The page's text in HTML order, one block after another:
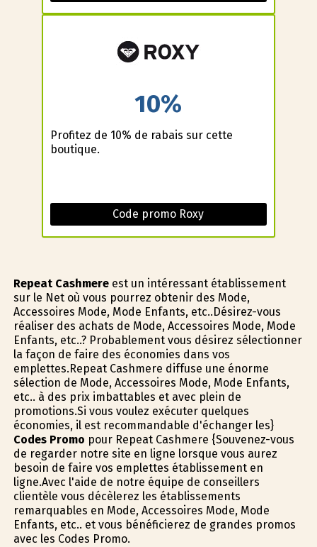
10%
Profitez de 10% de rabais sur cette
boutique.
Code promo Roxy
Repeat Cashmereest un intéressant établissement
sur le Net où vous pourrez obtenir des Mode,
Accessoires Mode, Mode Enfants, etc..Désirez-vous
réaliser des achats de Mode, Accessoires Mode, Mode
Enfants, etc..? Probablement vous désirez sélectionner
la façon de faire des économies dans vos
emplettes.Repeat Cashmere diffuse une énorme
sélection de Mode, Accessoires Mode, Mode Enfants,
etc.. à des prix imbattables et avec plein de
promotions.Si vous voulez exécuter quelques
économies, il est recommandable d'échanger les}
Codes Promo pour Repeat Cashmere {Souvenez-vous
de regarder notre site en ligne lorsque vous aurez
besoin de faire vos emplettes établissement en
ligne.Avec l'aide de notre équipe de conseillers
clientèle vous décèlerez les établissements
remarquables en Mode, Accessoires Mode, Mode
Enfants, etc.. et vous bénéficierez de grandes promos
avec les Codes Promo.